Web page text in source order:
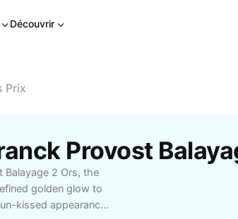
Découvrir
Prix
Balayage 2 Ors, the
golden glow to
kissed appearance,